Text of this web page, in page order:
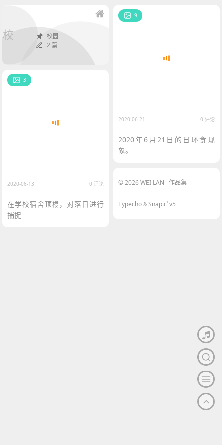
校
校园
2 篇
9
2020-06-21 0 评论
2020年6月21日的日环食现
象。
3
2020-06-13 0 评论
在学校宿舍顶楼，对落日进行
捕捉
© 2026 WEI LAN - 作品集
Typecho & Snapic+v5